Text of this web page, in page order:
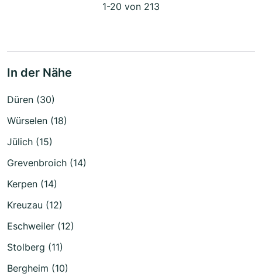
1-20 von 213
In der Nähe
Düren (30)
Würselen (18)
Jülich (15)
Grevenbroich (14)
Kerpen (14)
Kreuzau (12)
Eschweiler (12)
Stolberg (11)
Bergheim (10)